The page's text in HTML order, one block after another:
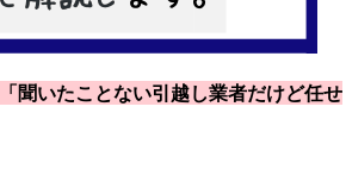
「聞いたことない引越し業者だけど任せ